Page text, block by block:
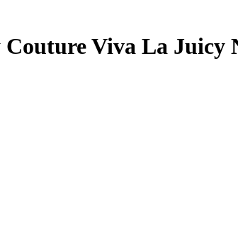
Viva La Juicy